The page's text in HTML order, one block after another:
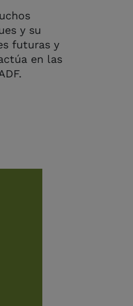
y su
futuras y
en las